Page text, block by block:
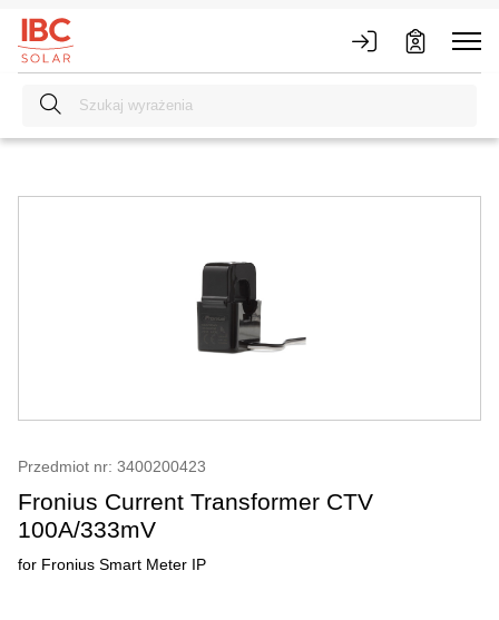
Przedmiot nr: 3400200423
Fronius Current Transformer CTV
100A/333mV
for Fronius Smart Meter IP